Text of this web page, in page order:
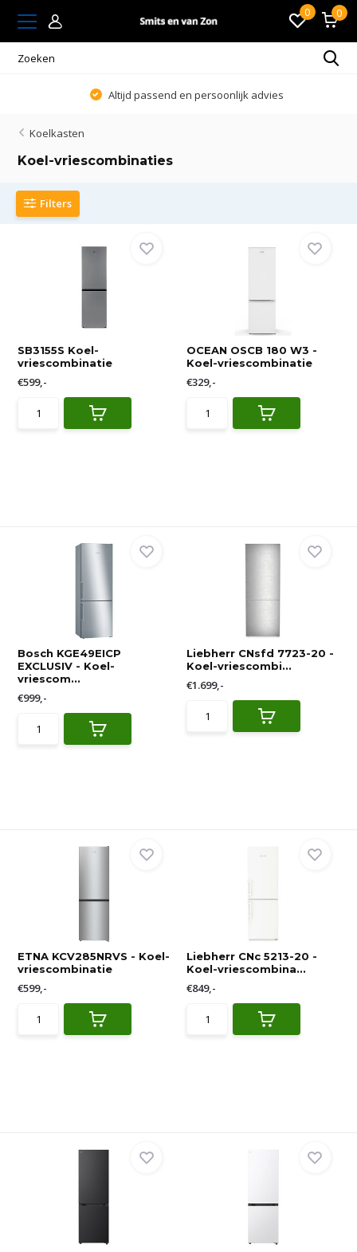
0 0
Altijd passend en persoonlijk advies
Koelkasten
Koel-vriescombinaties
Filters
SB3155S Koel-
vriescombinatie
€599,-
OCEAN OSCB 180 W3 -
Koel-vriescombinatie
€329,-
Bosch KGE49EICP
EXCLUSIV - Koel-
vriescom...
€999,-
Liebherr CNsfd 7723-20 -
Koel-vriescombi...
€1.699,-
ETNA KCV285NRVS - Koel-
vriescombinatie
€599,-
Liebherr CNc 5213-20 -
Koel-vriescombina...
€849,-